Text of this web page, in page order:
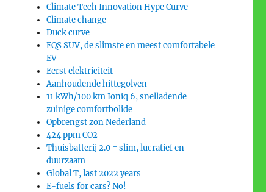
Climate Tech Innovation Hype Curve
Climate change
Duck curve
EQS SUV, de slimste en meest comfortabele
EV
Eerst elektriciteit
Aanhoudende hittegolven
11 kWh/100 km Ioniq 6, snelladende
zuinige comfortbolide
Opbrengst zon Nederland
424 ppm CO2
Thuisbatterij 2.0 = slim, lucratief en
duurzaam
Global T, last 2022 years
E-fuels for cars? No!